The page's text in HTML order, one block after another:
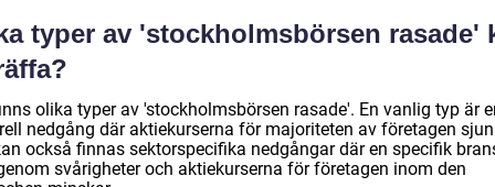
typer av 'stockholmsbörsen rasade'
olika typer av 'stockholmsbörsen rasade'. En vanlig typ är
nedgång där aktiekurserna för majoriteten av företagen
också finnas sektorspecifika nedgångar där en specifik
svårigheter och aktiekurserna för företagen inom den